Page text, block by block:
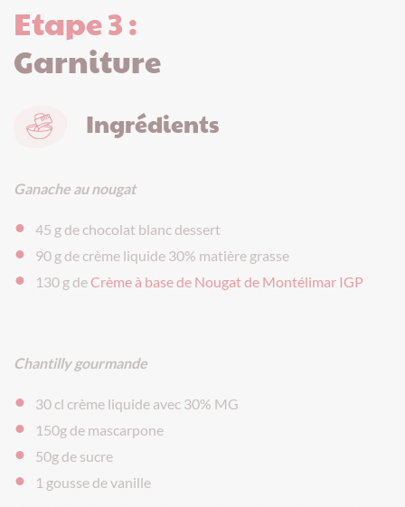
Etape 3 :
Garniture
Ingrédients
Ganache au nougat
45 g de chocolat blanc dessert
90 g de crème liquide 30% matière grasse
130 g deCrème à base de Nougat de Montélimar IGP
Chantilly gourmande
30 cl crème liquide avec 30% MG
150g de mascarpone
50g de sucre
1 gousse de vanille